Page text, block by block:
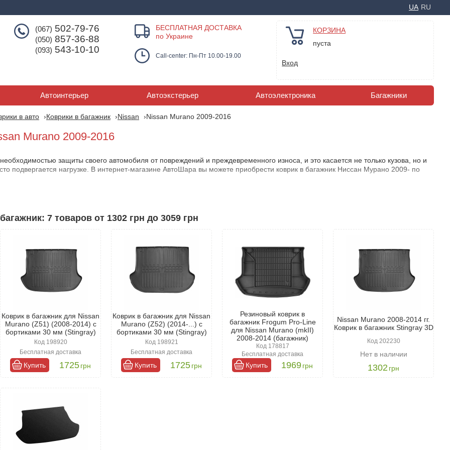
UA RU
(067) 502-79-76
(050) 857-36-88
(093) 543-10-10
БЕСПЛАТНАЯ ДОСТАВКА
по Украине
Call-center: Пн-Пт 10.00-19.00
КОРЗИНА
пуста
Вход
Автоинтерьер Автоэкстерьер Автоэлектроника Багажники
в авто Коврики в багажник Nissan Nissan Murano 2009-2016
Murano 2009-2016
защиты своего автомобиля от повреждений и преждевременного износа, и это касается не только кузова, но и
подвергается нагрузке. В интернет-магазине АвтоШара вы можете приобрести коврик в багажник Ниссан Мурано 2009- по
и доступна для любого владельца автомобиля. Ассортимент товара достаточно широк и разнообразен.
внешний вид вашего автомобиля, подчеркивая вкус владельца. Поэтому при выборе важно уделить внимание нескольким
покупке:
максимальной эффективности необходимо выбирать коврики, которые были специально разработаны для вашей модели
коврики обладают длительным сроком службы и надежностью. Все товары, представленные в нашем магазине,
с применением современных технологий, что гарантирует высокое качество.
7 товаров от 1302 грн до 3059 грн
Коврик в багажник для Nissan
Murano (Z51) (2008-2014) с
бортиками 30 мм (Stingray)
Код 198920
Бесплатная доставка
Купить 1725 грн
Коврик в багажник для Nissan
Murano (Z52) (2014-...) с
бортиками 30 мм (Stingray)
Код 198921
Бесплатная доставка
Купить 1725 грн
Резиновый коврик в
багажник Frogum Pro-Line
для Nissan Murano (mkII)
2008-2014 (багажник)
Код 178817
Бесплатная доставка
Купить 1969 грн
Nissan Murano 2008-2014 гг.
Коврик в багажник Stingray 3D
Код 202230
Нет в наличии
1302грн